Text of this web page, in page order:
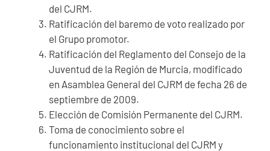
del CJRM.
Ratificación del baremo de voto realizado por
el Grupo promotor.
Ratificación del Reglamento del Consejo de la
Juventud de la Región de Murcia, modificado
en Asamblea General del CJRM de fecha 26 de
septiembre de 2009.
Elección de Comisión Permanente del CJRM.
Toma de conocimiento sobre el
funcionamiento institucional del CJRM y